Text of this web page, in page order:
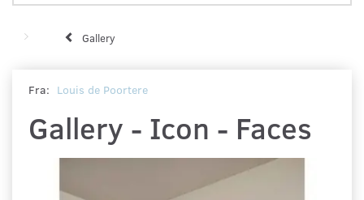
Gallery
Fra: Louis de Poortere
Gallery - Icon - Faces